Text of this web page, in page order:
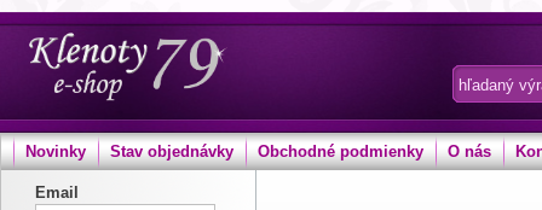
Novinky Stav objednávky Obchodné podmienky O nás
Email